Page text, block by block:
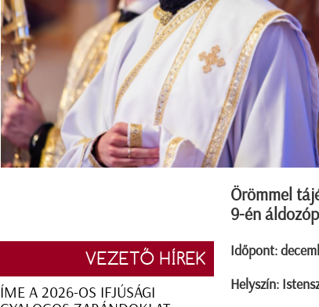
Örömmel
9-én
Időpont:
Helyszín:
VEZETŐ HÍREK
ÍME A 2026-OS IFJÚSÁGI